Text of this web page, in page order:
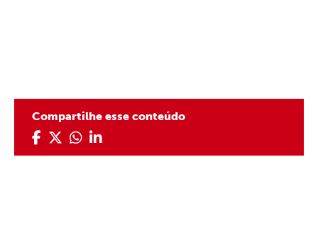
Compartilhe esse conteúdo